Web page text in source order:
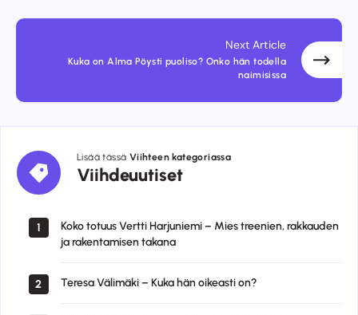
Next Article
Kuka on Alma Pöysti puoliso? Onko hän todella
naimisissa
Lisää tässä Viihteen kategoriassa
Viihdeuutiset
Viihdeuutiset
1
Koko totuus Vertti Harjuniemi – Mies treenien, rakkauden
ja rakentamisen takana
2 Teresa Välimäki – Kuka hän oikeasti on?